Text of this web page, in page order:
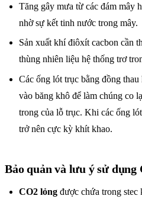
Tăng gây mưa từ các đám mây
nhờ sự kết tinh nước trong mây.
Sản xuất khí điôxít cacbon cần
thùng nhiên liệu hệ thống trơ
Các ống lót trục bằng đồng
vào băng khô để làm chúng co
trong của lỗ trục. Khi các ống
trở nên cực kỳ khít khao.
Bảo quản và lưu ý sử dụng
CO2 lỏng được chứa trong stec